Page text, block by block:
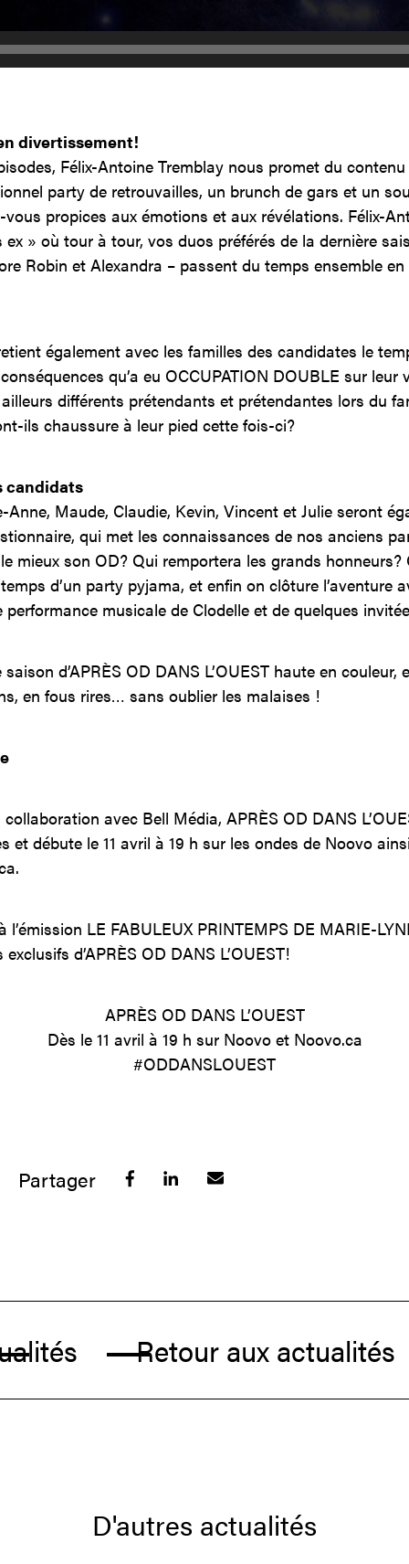
divertissement!
Félix-Antoine Tremblay nous promet du
party de retrouvailles, un brunch de gars et un
propices aux émotions et aux révélations. Félix-
» où tour à tour, vos duos préférés de la dernière
Robin et Alexandra – passent du temps ensemble
également avec les familles des candidates le
qu’a eu OCCUPATION DOUBLE sur leur
différents prétendants et prétendantes lors du
ils chaussure à leur pied cette fois-ci?
candidats
Anne, Maude, Claudie, Kevin, Vincent et Julie seront
qui met les connaissances de nos anciens
mieux son OD? Qui remportera les grands honneurs?
d’un party pyjama, et enfin on clôture l’aventure
performance musicale de Clodelle et de quelques
d’APRÈS OD DANS L’OUEST haute en couleur,
en fous rires… sans oublier les malaises !
avec Bell Média, APRÈS OD DANS
et débute le 11 avril à 19 h sur les ondes de Noovo
l’émission LE FABULEUX PRINTEMPS DE MARIE-
d’APRÈS OD DANS L’OUEST!
APRÈS OD DANS L’OUEST
Dès le 11 avril à 19 h sur Noovo et Noovo.ca
#ODDANSLOUEST
Partager
Retour aux actualités
D'autres actualités